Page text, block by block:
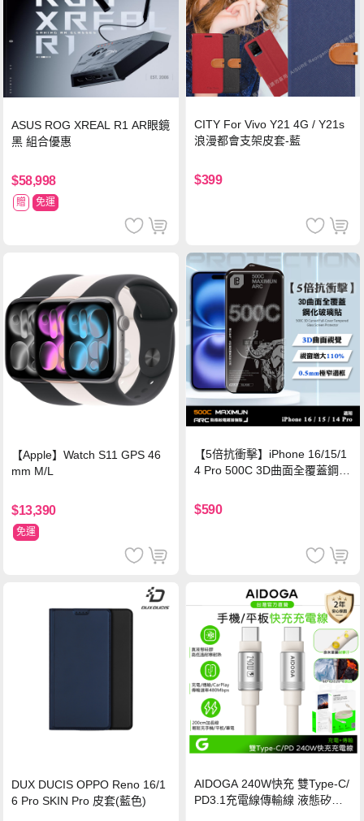
ASUS ROG XREAL R1 AR眼鏡
黑 組合優惠
$58,998
贈 免運
CITY For Vivo Y21 4G / Y21s
浪漫都會支架皮套-藍
$399
【Apple】Watch S11 GPS 46
mm M/L
$13,390
免運
【5倍抗衝擊】iPhone 16/15/1
4 Pro 500C 3D曲面全覆蓋鋼化
保護貼
$590
DUX DUCIS OPPO Reno 16/1
6 Pro SKIN Pro 皮套(藍色)
AIDOGA 240W快充 雙Type-C/
PD3.1充電線傳輸線 液態矽膠